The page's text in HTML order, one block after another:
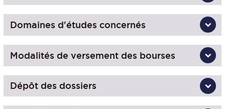
Domaines d'études concernés
Modalités de versement des bourses
Dépôt des dossiers